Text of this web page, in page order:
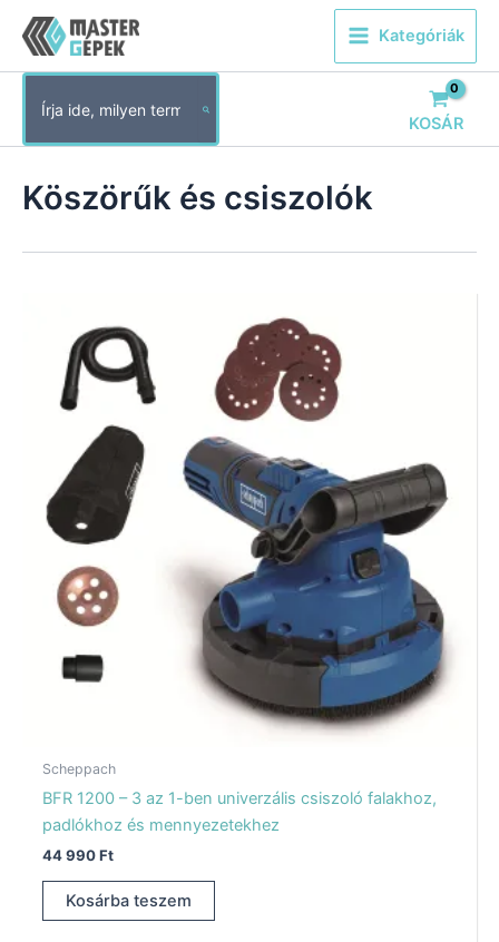
Kategóriák
for:
KOSÁR
Köszörűk és csiszolók
Scheppach
BFR 1200 – 3 az 1-ben univerzális csiszoló falakhoz,
padlókhoz és mennyezetekhez
44 990Ft
Kosárba teszem